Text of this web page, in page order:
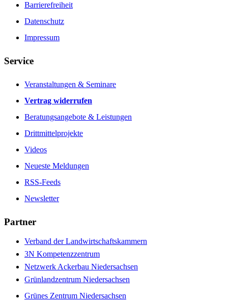
Barrierefreiheit
Datenschutz
Impressum
Service
Veranstaltungen & Seminare
Vertrag widerrufen
Beratungsangebote & Leistungen
Drittmittelprojekte
Videos
Neueste Meldungen
RSS-Feeds
Newsletter
Partner
Verband der Landwirtschaftskammern
3N Kompetenzzentrum
Netzwerk Ackerbau Niedersachsen
Grünlandzentrum Niedersachsen
Grünes Zentrum Niedersachsen